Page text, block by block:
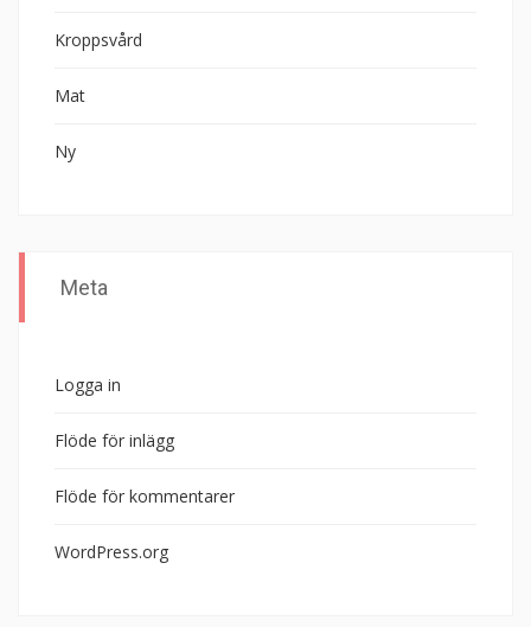
Kroppsvård
Mat
Ny
Meta
Logga in
Flöde för inlägg
Flöde för kommentarer
WordPress.org